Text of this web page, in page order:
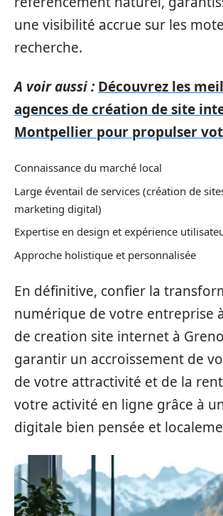
une visibilité accrue sur les
recherche.
A voir aussi : Découvrez les
agences de création de site
Montpellier pour propulser
Connaissance du marché local
Large éventail de services (création de
marketing digital)
Expertise en design et expérience
Approche holistique et personnalisée
En définitive, confier la
numérique de votre entreprise
de creation site internet à
garantir un accroissement de
de votre attractivité et de la
votre activité en ligne grâce à
digitale bien pensée et